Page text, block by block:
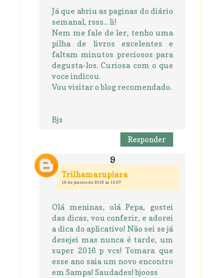
Já que abriu as paginas do diário
semanal, rsss... li!
Nem me fale de ler, tenho uma
pilha de livros excelentes e
faltam minutos preciosos para
degusta-los. Curiosa com o que
voce indicou.
Vou visitar o blog recomendado.
Bjs
Responder
Trilhamarupiara
19 de janeiro de 2016 às 15:07
Olá meninas, olá Pepa, gostei
das dicas, vou conferir, e adorei
a dica do aplicativo! Não sei se já
desejei mas nunca é tarde, um
super 2016 p vcs! Tomara que
esse ano saia um novo encontro
em Sampa! Saudades! bjooss